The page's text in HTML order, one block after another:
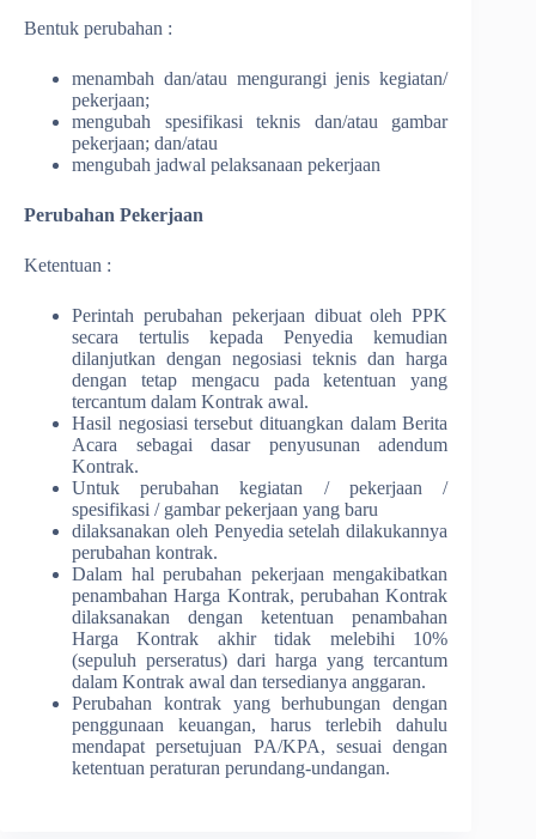
Bentuk perubahan :
menambah dan/atau mengurangi jenis kegiatan/
pekerjaan;
mengubah spesifikasi teknis dan/atau gambar
pekerjaan; dan/atau
mengubah jadwal pelaksanaan pekerjaan
Perubahan Pekerjaan
Ketentuan :
Perintah perubahan pekerjaan dibuat oleh PPK
secara tertulis kepada Penyedia kemudian
dilanjutkan dengan negosiasi teknis dan harga
dengan tetap mengacu pada ketentuan yang
tercantum dalam Kontrak awal.
Hasil negosiasi tersebut dituangkan dalam Berita
Acara sebagai dasar penyusunan adendum
Kontrak.
Untuk perubahan kegiatan / pekerjaan /
spesifikasi / gambar pekerjaan yang baru
dilaksanakan oleh Penyedia setelah dilakukannya
perubahan kontrak.
Dalam hal perubahan pekerjaan mengakibatkan
penambahan Harga Kontrak, perubahan Kontrak
dilaksanakan dengan ketentuan penambahan
Harga Kontrak akhir tidak melebihi 10%
(sepuluh perseratus) dari harga yang tercantum
dalam Kontrak awal dan tersedianya anggaran.
Perubahan kontrak yang berhubungan dengan
penggunaan keuangan, harus terlebih dahulu
mendapat persetujuan PA/KPA, sesuai dengan
ketentuan peraturan perundang-undangan.